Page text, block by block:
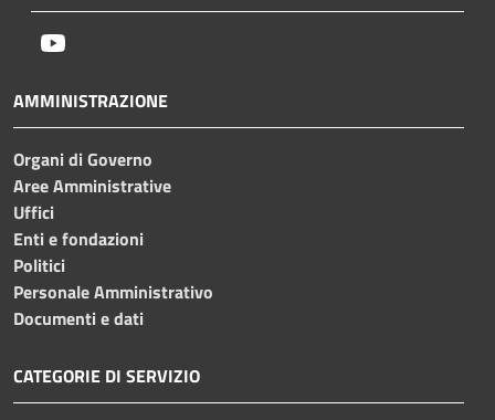
AMMINISTRAZIONE
Organi di Governo
Aree Amministrative
Uffici
Enti e fondazioni
Politici
Personale Amministrativo
Documenti e dati
CATEGORIE DI SERVIZIO